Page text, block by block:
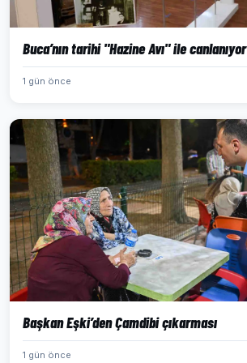
Buca’nın tarihi "Hazine Avı" ile canlanıyor
1 gün önce
Başkan Eşki’den Çamdibi çıkarması
1 gün önce